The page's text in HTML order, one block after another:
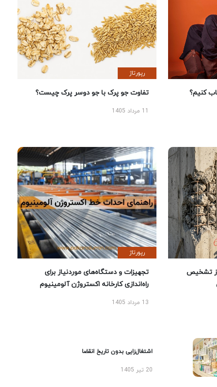
کنیم؟
رپورتاژ
تفاوت جو پرک با جو دوسر پرک چیست؟
تشخیص
رپورتاژ
تجهیزات و دستگاه‌های موردنیاز برای
راه‌اندازی کارخانه اکستروژن آلومینیوم
13 مرداد 1405
اشتغال‌زایی بدون تاریخ انقضا
20 تیر 1405